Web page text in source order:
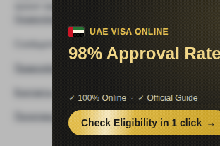
Видео не работает
Политика конфиденциальности